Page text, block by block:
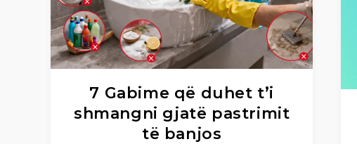
7 Gabime që duhet t’i
shmangni gjatë pastrimit
të banjos